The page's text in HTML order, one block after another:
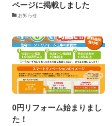
ページに掲載しました
お知らせ
0円リフォーム始まりまし
た！